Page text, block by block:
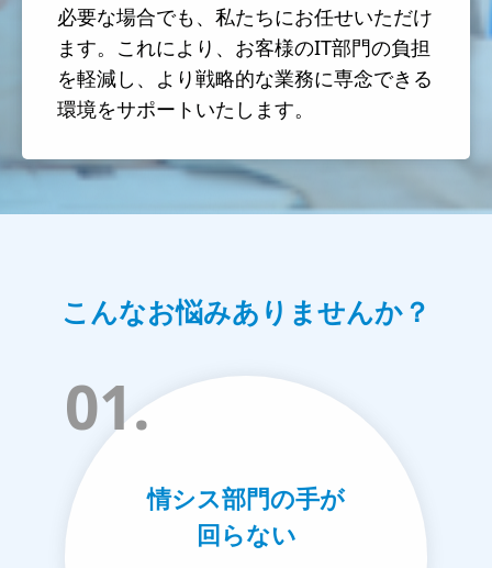
必要な場合でも、私たちにお任せいただけ
ます。これにより、お客様のIT部門の負担
を軽減し、より戦略的な業務に専念できる
環境をサポートいたします。
こんなお悩みありませんか？
01.
情シス部門の手が
回らない